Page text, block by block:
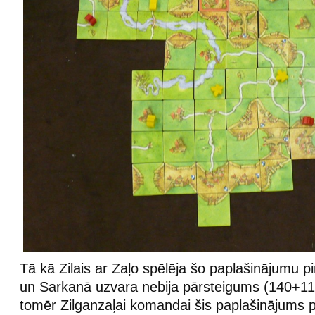
Tā kā Zilais ar Zaļo spēlēja šo paplašinājumu
un Sarkanā uzvara nebija pārsteigums
tomēr Zilganzaļai komandai šis paplašinājums